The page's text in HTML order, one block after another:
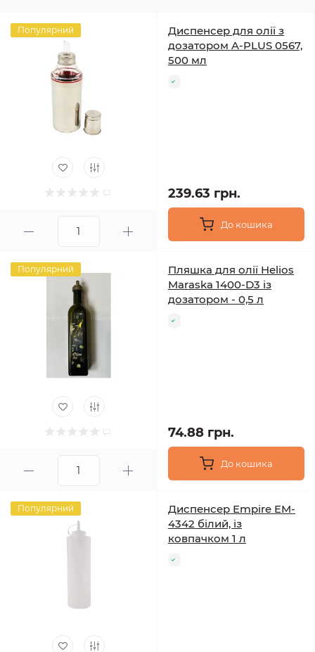
Популярний
Диспенсер для олії з
дозатором A-PLUS 0567,
500 мл
239.63 грн.
До кошика
Популярний
Пляшка для олії Helios
Maraska 1400-D3 із
дозатором - 0,5 л
74.88 грн.
До кошика
Популярний
Диспенсер Empire EM-
4342 білий, із
ковпачком 1 л